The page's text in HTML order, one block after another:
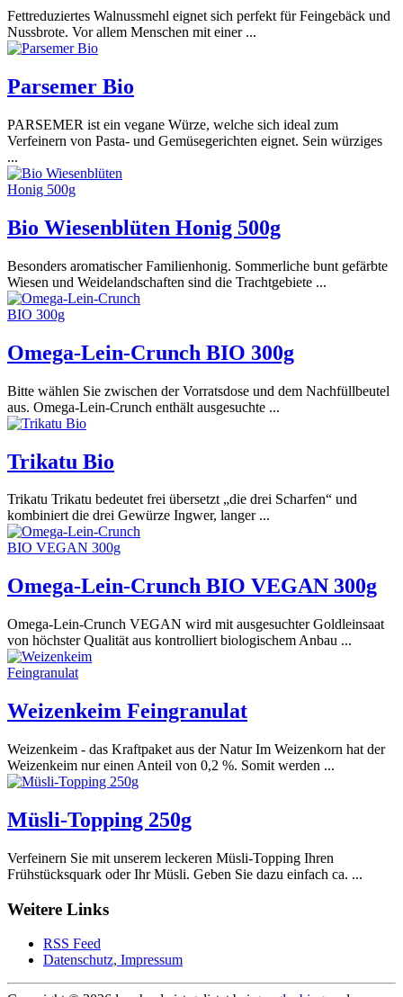
Fettreduziertes Walnussmehl eignet sich perfekt für Feingebäck und
Nussbrote. Vor allem Menschen mit einer ...
Parsemer Bio
PARSEMER ist ein vegane Würze, welche sich ideal zum
Verfeinern von Pasta- und Gemüsegerichten eignet. Sein würziges
...
Bio Wiesenblüten Honig 500g
Besonders aromatischer Familienhonig. Sommerliche bunt gefärbte
Wiesen und Weidelandschaften sind die Trachtgebiete ...
Omega-Lein-Crunch BIO 300g
Bitte wählen Sie zwischen der Vorratsdose und dem Nachfüllbeutel
aus. Omega-Lein-Crunch enthält ausgesuchte ...
Trikatu Bio
Trikatu Trikatu bedeutet frei übersetzt „die drei Scharfen“ und
kombiniert die drei Gewürze Ingwer, langer ...
Omega-Lein-Crunch BIO VEGAN 300g
Omega-Lein-Crunch VEGAN wird mit ausgesuchter Goldleinsaat
von höchster Qualität aus kontrolliert biologischem Anbau ...
Weizenkeim Feingranulat
Weizenkeim - das Kraftpaket aus der Natur Im Weizenkorn hat der
Weizenkeim nur einen Anteil von 0,2 %. Somit werden ...
Müsli-Topping 250g
Verfeinern Sie mit unserem leckeren Müsli-Topping Ihren
Frühstücksquark oder Ihr Müsli. Geben Sie dazu einfach ca. ...
Weitere Links
RSS Feed
Datenschutz, Impressum